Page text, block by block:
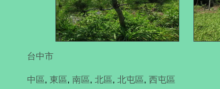
台中市
中區, 東區, 南區, 北區, 北屯區, 西屯區